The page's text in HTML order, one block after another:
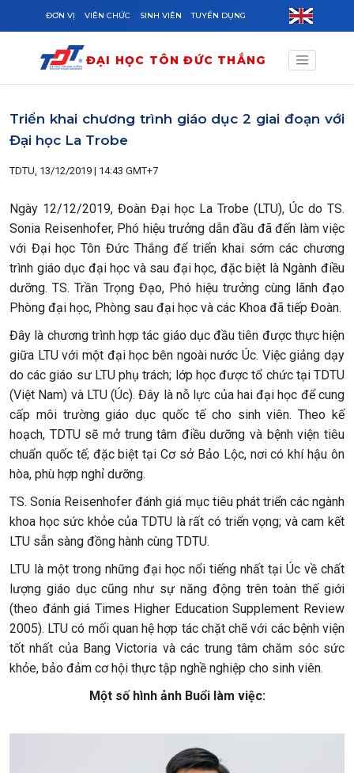
Skip to main content
ĐƠN VỊ VIÊN CHỨC SINH VIÊN TUYỂN DỤNG
ĐẠI HỌC TÔN ĐỨC THẮNG
Triển khai chương trình giáo dục 2 giai đoạn với
Đại học La Trobe
TDTU, 13/12/2019 | 14:43 GMT+7
Ngày 12/12/2019, Đoàn Đại học La Trobe (LTU), Úc do TS.
Sonia Reisenhofer, Phó hiệu trưởng dẫn đầu đã đến làm việc
với Đại học Tôn Đức Thắng để triển khai sớm các chương
trình giáo dục đại học và sau đại học, đặc biệt là Ngành điều
dưỡng. TS. Trần Trọng Đạo, Phó hiệu trưởng cùng lãnh đạo
Phòng đại học, Phòng sau đại học và các Khoa đã tiếp Đoàn.
Đây là chương trình hợp tác giáo dục đầu tiên được thực hiện
giữa LTU với một đại học bên ngoài nước Úc. Việc giảng dạy
do các giáo sư LTU phụ trách; lớp học được tổ chức tại TDTU
(Việt Nam) và LTU (Úc). Đây là nỗ lực của hai đại học để cung
cấp môi trường giáo dục quốc tế cho sinh viên. Theo kế
hoạch, TDTU sẽ mở trung tâm điều dưỡng và bệnh viện tiêu
chuẩn quốc tế; đặc biệt tại Cơ sở Bảo Lộc, nơi có khí hậu ôn
hòa, phù hợp nghỉ dưỡng.
TS. Sonia Reisenhofer đánh giá mục tiêu phát triển các ngành
khoa học sức khỏe của TDTU là rất có triển vọng; và cam kết
LTU sẵn sàng đồng hành cùng TDTU.
LTU là một trong những đại học nổi tiếng nhất tại Úc về chất
lượng giáo dục cũng như sự năng động trên toàn thế giới
(theo đánh giá Times Higher Education Supplement Review
2005). LTU có mối quan hệ hợp tác chặt chẽ với các bệnh viện
tốt nhất của Bang Victoria và các trung tâm chăm sóc sức
khỏe, bảo đảm cơ hội thực tập nghề nghiệp cho sinh viên.
Một số hình ảnh Buổi làm việc: